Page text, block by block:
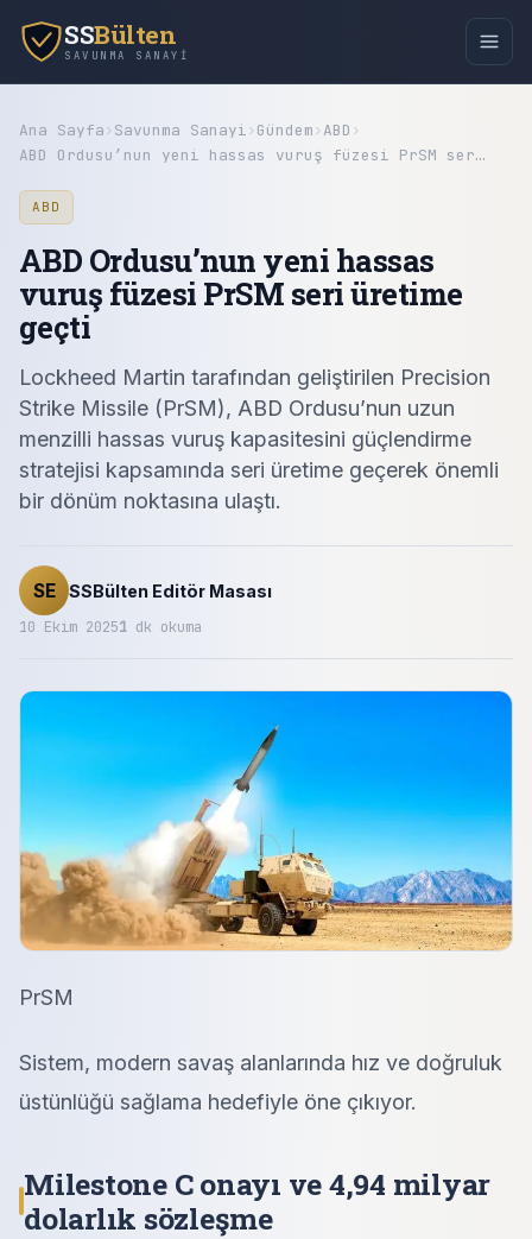
SSBülten
SAVUNMA SANAYI
Ana Sayfa› Savunma Sanayi› Gündem› ABD ›
ABD Ordusu’nun yeni hassas vuruş füzesi PrSM ser…
ABD
ABD Ordusu’nun yeni hassas
vuruş füzesi PrSM seri üretime
geçti
Lockheed Martin tarafından geliştirilen Precision
Strike Missile (PrSM), ABD Ordusu’nun uzun
menzilli hassas vuruş kapasitesini güçlendirme
stratejisi kapsamında seri üretime geçerek önemli
bir dönüm noktasına ulaştı.
SE SSBülten Editör Masası
10 Ekim 20251 dk okuma
PrSM
Sistem, modern savaş alanlarında hız ve doğruluk
üstünlüğü sağlama hedefiyle öne çıkıyor.
Milestone C onayı ve 4,94 milyar
dolarlık sözleşme